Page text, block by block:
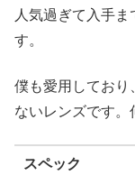
人気過ぎて入手
す。
僕も愛用しており
ないレンズです。
スペック